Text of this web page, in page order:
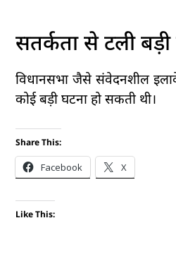
सतर्कता से टली बड़ी
विधानसभा जैसे संवेदनशील
कोई बड़ी घटना हो सकती थी।
Share This:
Facebook X
Like This: